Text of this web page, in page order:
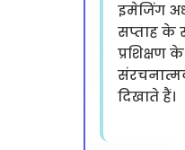
इमेजिंग
सप्ताह के
प्रशिक्षण
दिखाते हैं।